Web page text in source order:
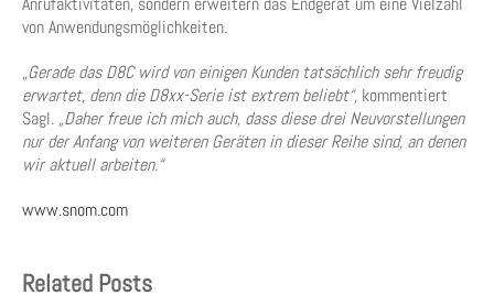
von Anwendungsmöglichkeiten.
„Gerade das D8C wird von einigen Kunden tatsächlich sehr freudig
erwartet, denn die D8xx-Serie ist extrem beliebt“, kommentiert
Sagl. „Daher freue ich mich auch, dass diese drei Neuvorstellungen
nur der Anfang von weiteren Geräten in dieser Reihe sind, an denen
wir aktuell arbeiten.“
www.snom.com
Related Posts